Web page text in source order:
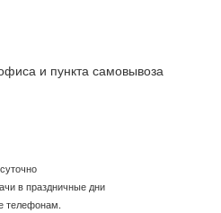
и пункта самовывоза
в праздничные дни
телефонам.